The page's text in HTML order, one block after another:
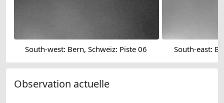
South-west: Bern, Schweiz: Piste 06 South-east:
Observation actuelle